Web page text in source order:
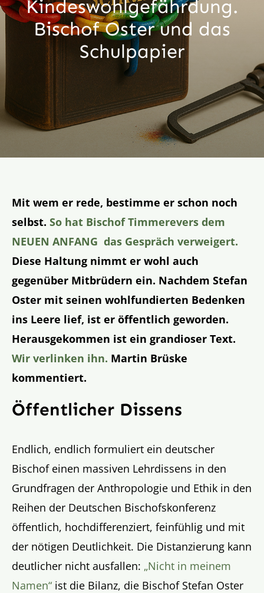
Aktion
Veröffentlichungen
Kindeswohl­gefährdung.
Bischof Oster und das
Schulpapier
Mit wem er rede, bestimme er schon noch
selbst. So hat Bischof Timmerevers dem
NEUEN ANFANG das Gespräch verweigert.
Diese Haltung nimmt er wohl auch
gegenüber Mitbrüdern ein. Nachdem Stefan
Oster mit seinen wohlfundierten Bedenken
ins Leere lief, ist er öffentlich geworden.
Herausgekommen ist ein grandioser Text.
Wir verlinken ihn. Martin Brüske
kommentiert.
Öffentlicher Dissens
Endlich, endlich formuliert ein deutscher
Bischof einen massiven Lehrdissens in den
Grundfragen der Anthropologie und Ethik in den
Reihen der Deutschen Bischofskonferenz
öffentlich, hochdifferenziert, feinfühlig und mit
der nötigen Deutlichkeit. Die Distanzierung kann
deutlicher nicht ausfallen: „Nicht in meinem
Namen“ ist die Bilanz, die Bischof Stefan Oster